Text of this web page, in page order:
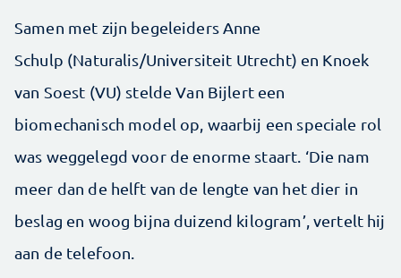
Samen met zijn begeleiders Anne
Schulp (Naturalis/Universiteit Utrecht) en Knoek
van Soest (VU) stelde Van Bijlert een
biomechanisch model op, waarbij een speciale rol
was weggelegd voor de enorme staart. ‘Die nam
meer dan de helft van de lengte van het dier in
beslag en woog bijna duizend kilogram’, vertelt hij
aan de telefoon.